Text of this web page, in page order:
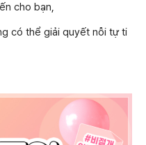
cho bạn,
có thể giải quyết nỗi tự ti